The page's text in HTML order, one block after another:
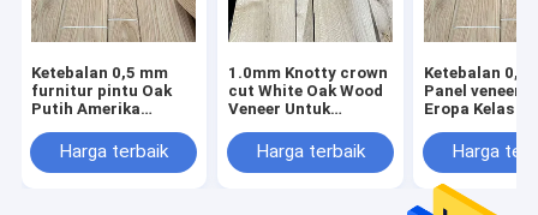
Ketebalan 0,5 mm
furnitur pintu Oak
Putih Amerika
Harga terbaik
1.0mm Knotty crown
cut White Oak Wood
Veneer Untuk
pedesaan
Harga terbaik
Ketebalan
Panel veneer
Eropa Kelas A
Harga